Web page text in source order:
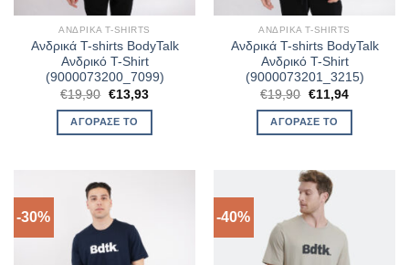
ΑΝΔΡΙΚΆ T-SHIRTS
Ανδρικά T-shirts BodyTalk
Ανδρικό T-Shirt
(9000073200_7099)
€19,90 Original
price
was:
€19,90.
€13,93Η
ΑΓΌΡΑΣΈ ΤΟ
ΑΝΔΡΙΚΆ T-SHIRTS
Ανδρικά T-shirts BodyTalk
Ανδρικό T-Shirt
(9000073201_3215)
€19,90 Original
price
was:
€19,90.
€11,94Η
ΑΓΌΡΑΣΈ ΤΟ
-30% -40%